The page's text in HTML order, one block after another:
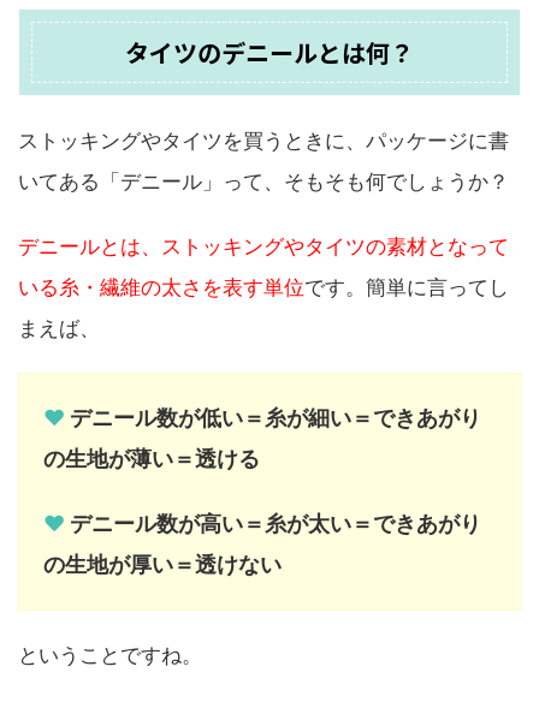
タイツのデニールとは何？
ストッキングやタイツを買うときに、パッケージに書
いてある「デニール」って、そもそも何でしょうか？
デニールとは、ストッキングやタイツの素材となって
いる糸・繊維の太さを表す単位です。簡単に言ってし
まえば、
♥ デニール数が低い＝糸が細い＝できあがり
の生地が薄い＝透ける
♥ デニール数が高い＝糸が太い＝できあがり
の生地が厚い＝透けない
ということですね。